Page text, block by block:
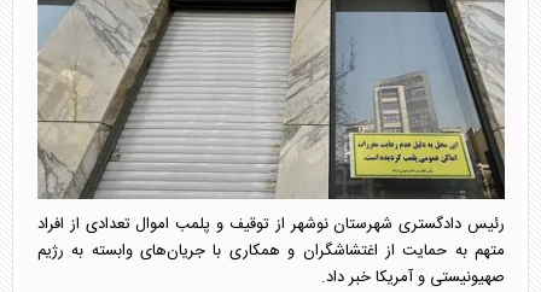
رئیس دادگستری شهرستان نوشهر از توقیف و پلمب اموال تعدادی از افراد
متهم به حمایت از اغتشاشگران و همکاری با جریان‌های وابسته به رژیم
صهیونیستی و آمریکا خبر داد.